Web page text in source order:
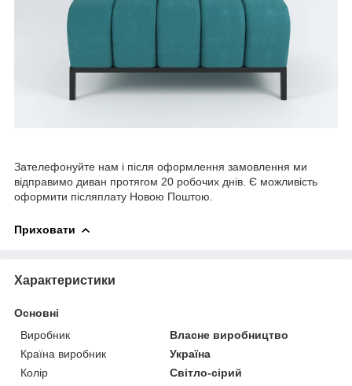
Зателефонуйте нам і після оформлення замовлення ми
відправимо диван протягом 20 робочих днів. Є можливість
оформити післяплату Новою Поштою.
Приховати
Характеристики
Основні
Виробник
Власне виробництво
Країна виробник
Україна
Колір
Світло-сірий